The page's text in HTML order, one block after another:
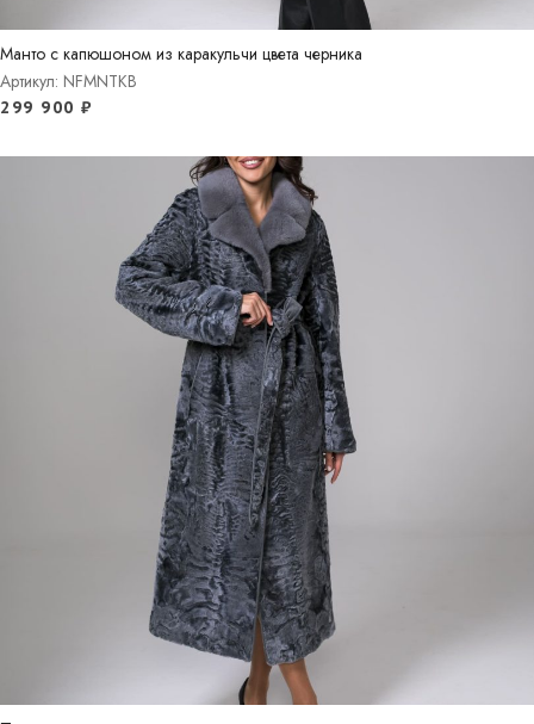
Манто с капюшоном из каракульчи цвета черника
Артикул: NFMNTKB
299 900 ₽